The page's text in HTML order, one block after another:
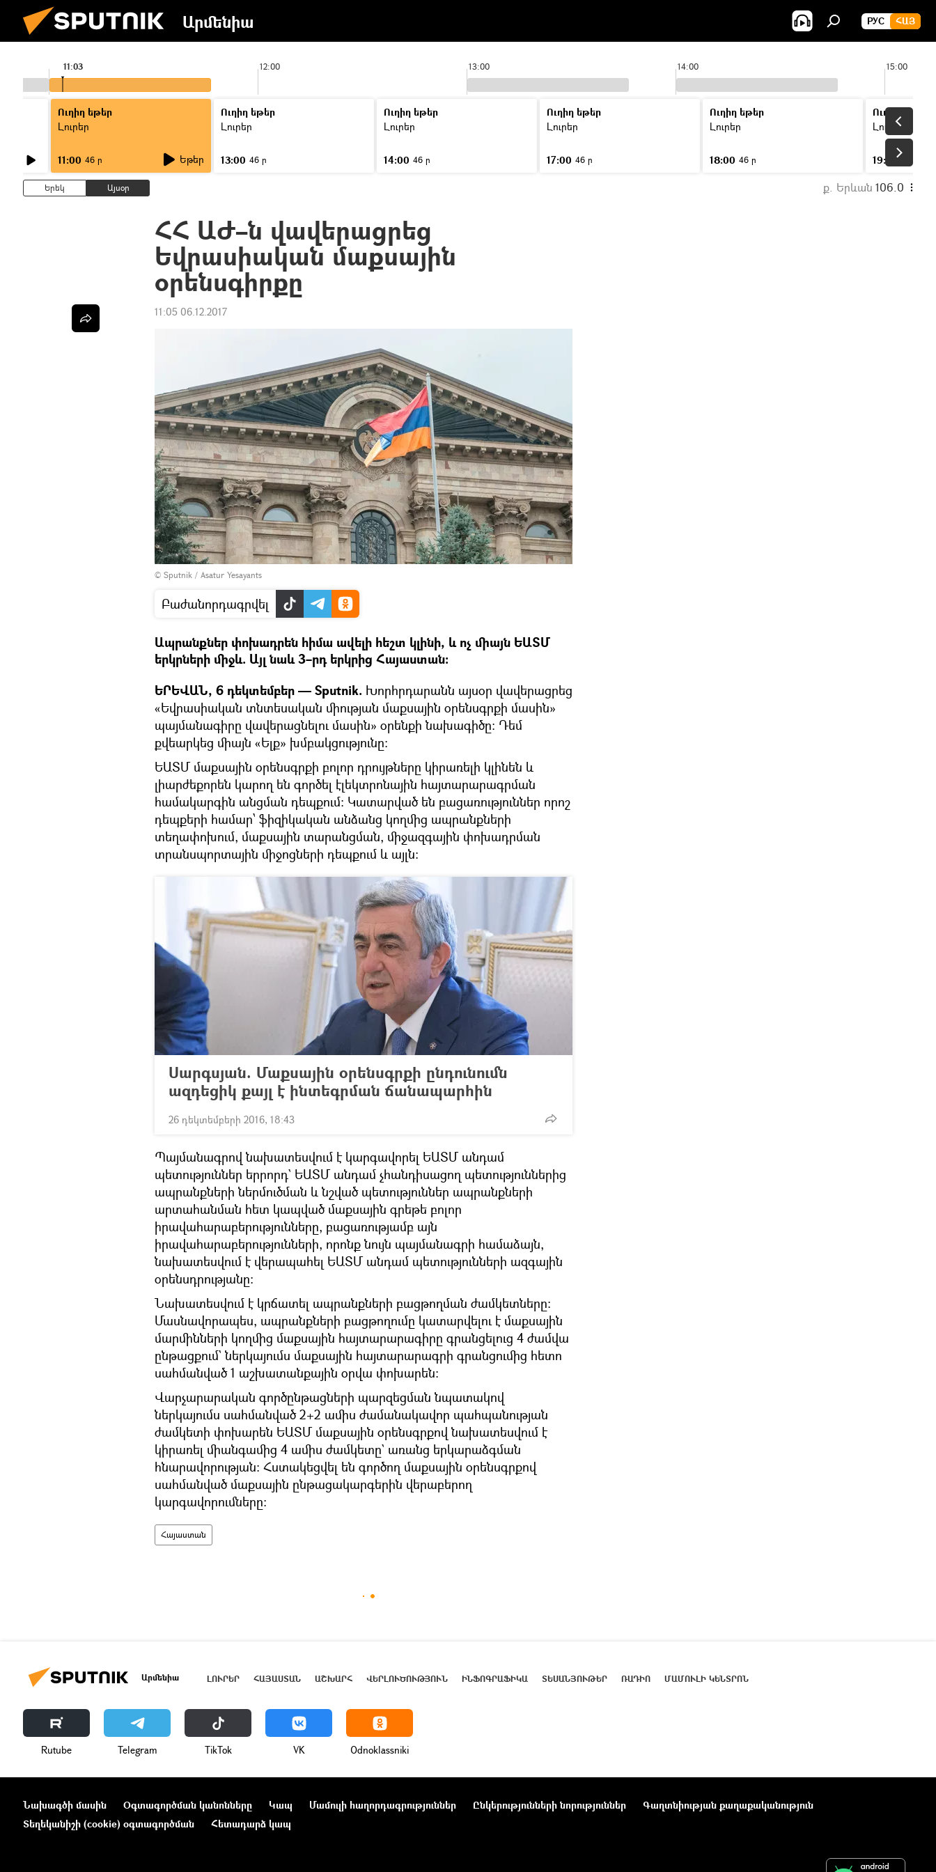
Արմենիա РУС ՀԱՅ
12:00 13:00 14:00 15:00
11:03
Ուղիղ եթեր
Լուրեր
11:00 46 ր Եթեր
Ուղիղ եթեր
Լուրեր
13:00 46 ր
Ուղիղ եթեր
Լուրեր
14:00 46 ր
Ուղիղ եթեր
Լուրեր
17:00 46 ր
Ուղիղ եթեր
Լուրեր
18:00 46 ր
Ուղիղ եթեր
Լուրեր
19:00
Երեկ Այսօր ք. Երևան 106.0
ՀՀ ԱԺ–ն վավերացրեց
Եվրասիական մաքսային
օրենսգիրքը
11:05 06.12.2017
© Sputnik / Asatur Yesayants
Բաժանորդագրվել
Ապրանքներ փոխադրեն հիմա ավելի հեշտ կլինի, և ոչ միայն ԵԱՏՄ
երկրների միջև. Այլ նաև 3–րդ երկրից Հայաստան։
ԵՐԵՎԱՆ, 6 դեկտեմբեր — Sputnik. Խորհրդարանն այսօր վավերացրեց
«Եվրասիական տնտեսական միության մաքսային օրենսգրքի մասին»
պայմանագիրը վավերացնելու մասին» օրենքի նախագիծը: Դեմ
քվեարկեց միայն «Ելք» խմբակցությունը:
ԵԱՏՄ մաքսային օրենսգրքի բոլոր դրույթները կիրառելի կլինեն և
լիարժեքորեն կարող են գործել էլեկտրոնային հայտարարագրման
համակարգին անցման դեպքում: Կատարված են բացառություններ որոշ
դեպքերի համար՝ ֆիզիկական անձանց կողմից ապրանքների
տեղափոխում, մաքսային տարանցման, միջազգային փոխադրման
տրանսպորտային միջոցների դեպքում և այլն:
Սարգսյան. Մաքսային օրենսգրքի ընդունումն
ազդեցիկ քայլ է ինտեգրման ճանապարհին
26 դեկտեմբերի 2016, 18:43
Պայմանագրով նախատեսվում է կարգավորել ԵԱՏՄ անդամ
պետություններ երրորդ` ԵԱՏՄ անդամ չհանդիսացող պետություններից
ապրանքների ներմուծման և նշված պետություններ ապրանքների
արտահանման հետ կապված մաքսային գրեթե բոլոր
իրավահարաբերությունները, բացառությամբ այն
իրավահարաբերությունների, որոնք նույն պայմանագրի համաձայն,
նախատեսվում է վերապահել ԵԱՏՄ անդամ պետությունների ազգային
օրենսդրությանը:
Նախատեսվում է կրճատել ապրանքների բացթողման ժամկետները:
Մասնավորապես, ապրանքների բացթողումը կատարվելու է մաքսային
մարմինների կողմից մաքսային հայտարարագիրը գրանցելուց 4 ժամվա
ընթացքում` ներկայումս մաքսային հայտարարագրի գրանցումից հետո
սահմանված 1 աշխատանքային օրվա փոխարեն:
Վարչարարական գործընթացների պարզեցման նպատակով
ներկայումս սահմանված 2+2 ամիս ժամանակավոր պահպանության
ժամկետի փոխարեն ԵԱՏՄ մաքսային օրենսգրքով նախատեսվում է
կիրառել միանգամից 4 ամիս ժամկետը` առանց երկարաձգման
հնարավորության: Հստակեցվել են գործող մաքսային օրենսգրքով
սահմանված մաքսային ընթացակարգերին վերաբերող
կարգավորումները:
Հայաստան
Արմենիա ԼՈՒՐԵՐ ՀԱՅԱՍՏԱՆ ԱՇԽԱՐՀ ՎԵՐԼՈՒԾՈՒԹՅՈՒՆ ԻՆՖՈԳՐԱՖԻԿԱ ՏԵՍԱՆՅՈՒԹԵՐ ՌԱԴԻՈ ՄԱՄՈՒԼԻ ԿԵՆՏՐՈՆ
Rutube Telegram ТikТоk VK Odnoklassniki
Նախագծի մասին Օգտագործման կանոնները Կապ Մամուլի հաղորդագրություններ Ընկերությունների նորություններ
Գաղտնիության քաղաքականություն
Տեղեկանիշի (cookie) օգտագործման
Հետադարձ կապ